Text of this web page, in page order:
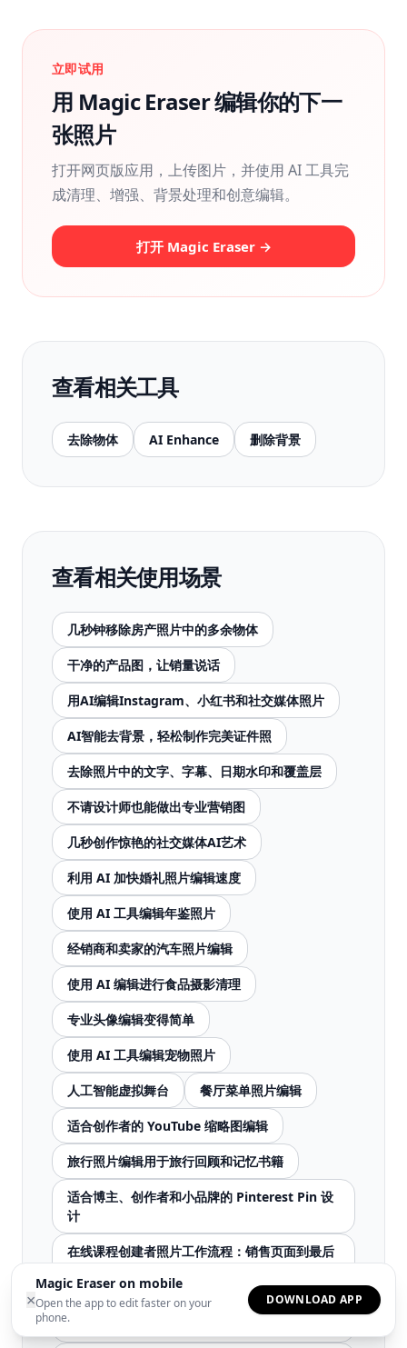
×
Magic Eraser on mobile
Open the app to edit faster on your
phone.
DOWNLOAD APP
立即试用
用 Magic Eraser 编辑你的下一
张照片
打开网页版应用，上传图片，并使用 AI 工具完
成清理、增强、背景处理和创意编辑。
打开 Magic Eraser →
查看相关工具
去除物体 AI Enhance 删除背景
查看相关使用场景
几秒钟移除房产照片中的多余物体
干净的产品图，让销量说话
用AI编辑Instagram、小红书和社交媒体照片
AI智能去背景，轻松制作完美证件照
去除照片中的文字、字幕、日期水印和覆盖层
不请设计师也能做出专业营销图
几秒创作惊艳的社交媒体AI艺术
利用 AI 加快婚礼照片编辑速度
使用 AI 工具编辑年鉴照片
经销商和卖家的汽车照片编辑
使用 AI 编辑进行食品摄影清理
专业头像编辑变得简单
使用 AI 工具编辑宠物照片
人工智能虚拟舞台 餐厅菜单照片编辑
适合创作者的 YouTube 缩略图编辑
旅行照片编辑用于旅行回顾和记忆书籍
适合博主、创作者和小品牌的 Pinterest Pin 设
计
在线课程创建者照片工作流程：销售页面到最后
播客照片工作流程：封面艺术、客座图形、每季
刷新